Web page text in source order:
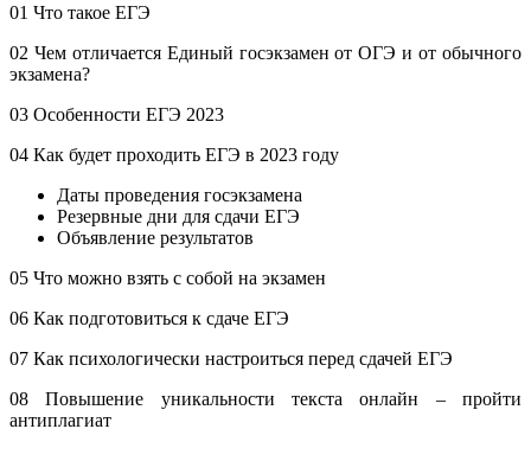
01 Что такое ЕГЭ
02 Чем отличается Единый госэкзамен от ОГЭ и от обычного
экзамена?
03 Особенности ЕГЭ 2023
04 Как будет проходить ЕГЭ в 2023 году
Даты проведения госэкзамена
Резервные дни для сдачи ЕГЭ
Объявление результатов
05 Что можно взять с собой на экзамен
06 Как подготовиться к сдаче ЕГЭ
07 Как психологически настроиться перед сдачей ЕГЭ
08 Повышение уникальности текста онлайн – пройти
антиплагиат